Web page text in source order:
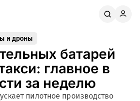
и дроны
батарей
главное в
за неделю
пилотное производство